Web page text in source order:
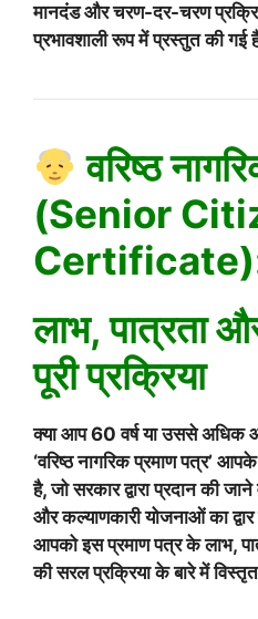
मानदंड और चरण-दर-चरण
प्रभावशाली रूप में प्रस्तुत की गई
वरिष्ठ
(Senior
लाभ, पात्रता
पूरी प्रक्रिया
क्या आप 60 वर्ष या उससे अधिक
‘वरिष्ठ नागरिक प्रमाण पत्र’
है, जो सरकार द्वारा प्रदान की
और कल्याणकारी योजनाओं का
आपको इस प्रमाण पत्र के लाभ,
की सरल प्रक्रिया के बारे में